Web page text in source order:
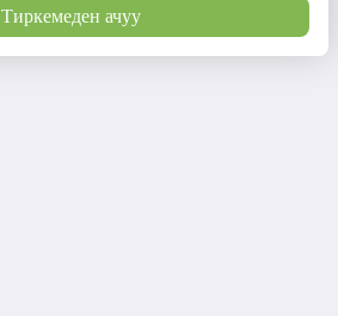
Тиркемеден ачуу